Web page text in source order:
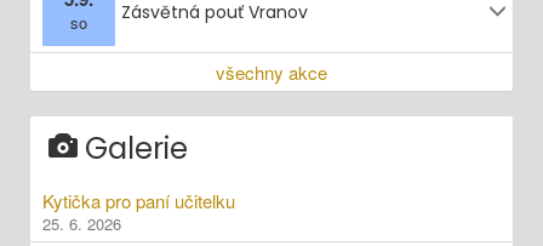
so Zásvětná pouť Vranov
všechny akce
Galerie
Kytička pro paní učitelku
25. 6. 2026